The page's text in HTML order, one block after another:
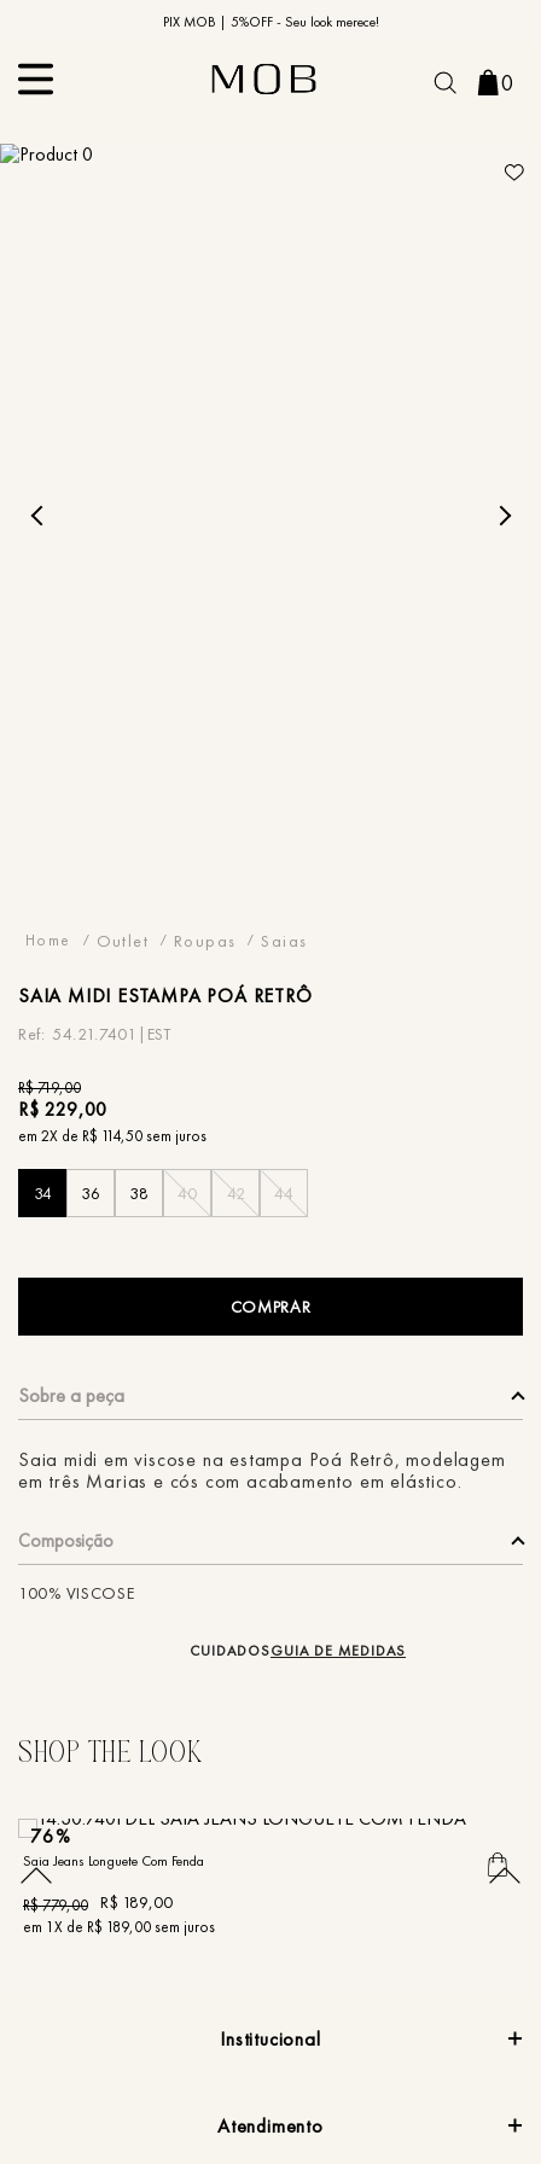
PIX MOB | 5%OFF - Seu look merece!
10% OFF na primeira compra | Cupom: BEMVINDO10*
0
Outlet Roupas Saias
SAIA MIDI ESTAMPA POÁ RETRÔ
54.21.7401|EST
R$719,00
R$ 229,00
em 2X de R$ 114,50sem juros
34 36 38 40 42 44
COMPRAR
Saia midi em viscose na estampa Poá Retrô, modelagem
em três Marias e cós com acabamento em elástico.
Composição
100% VISCOSE
CUIDADOSGUIA DE MEDIDAS
76%
Saia Jeans Longuete Com Fenda
R$779,00 R$ 189,00
em 1X de R$ 189,00sem juros
Institucional
Atendimento